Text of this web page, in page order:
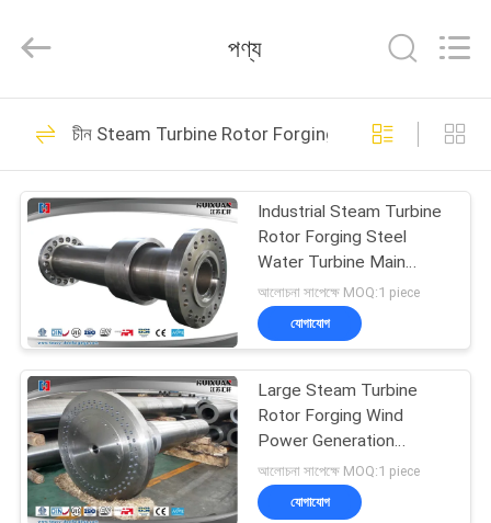
পণ্য
ভিডিও
আমাদের
সম্পর্কে
কারখানা
ভ্রমণ
ENERGY
EQUIPMENT
Rights
Heavy Steel
Forgings
36
Axle Shaft Forging
35
পণ্য
চীন Steam Turbine Rotor Forging
Industrial Steam Turbine
Rotor Forging Steel
Water Turbine Main
Shaft
আলোচনা সাপেক্ষে MOQ:1 piece
যোগাযোগ
Large Steam Turbine
Rotor Forging Wind
Power Generation
Turbine Main Shaft
আলোচনা সাপেক্ষে MOQ:1 piece
যোগাযোগ